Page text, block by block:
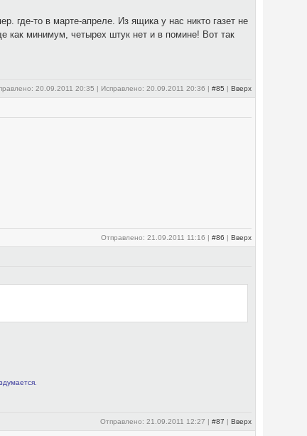
где-то в марте-апреле. Из ящика у нас никто газет не
как минимум, четырех штук нет и в помине! Вот так
20.09.2011 20:35 | Исправлено: 20.09.2011 20:36 | #85 | Вверх
Отправлено: 21.09.2011 11:16 | #86 | Вверх
Отправлено: 21.09.2011 12:27 | #87 | Вверх